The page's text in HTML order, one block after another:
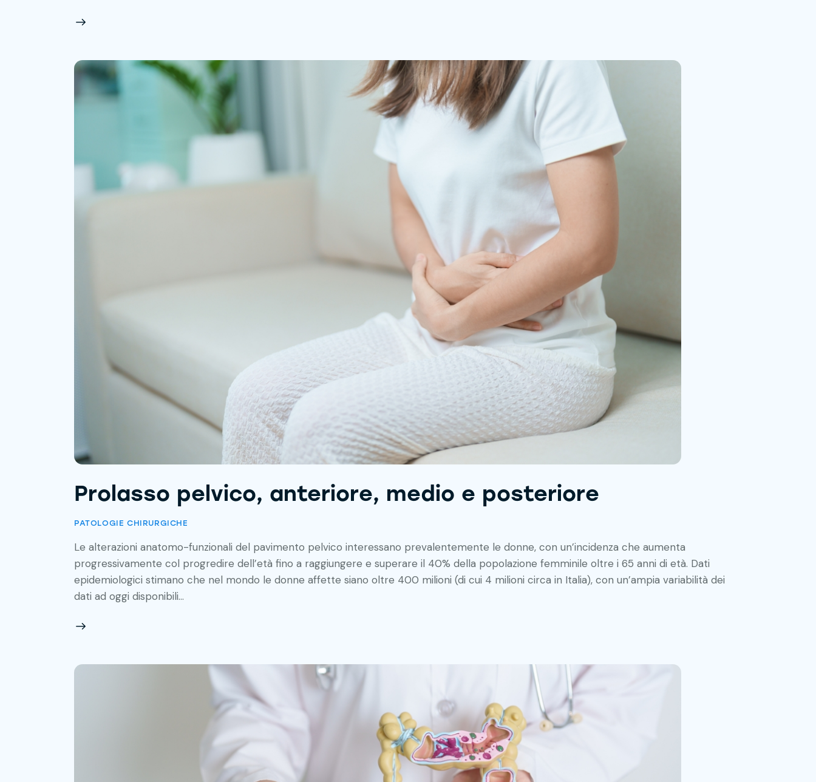
Prolasso pelvico, anteriore, medio e posteriore
PATOLOGIE CHIRURGICHE
Le alterazioni anatomo-funzionali del pavimento pelvico interessano prevalentemente le donne, con un’incidenza che aumenta
progressivamente col progredire dell’età fino a raggiungere e superare il 40% della popolazione femminile oltre i 65 anni di età. Dati
epidemiologici stimano che nel mondo le donne affette siano oltre 400 milioni (di cui 4 milioni circa in Italia), con un’ampia variabilità dei
dati ad oggi disponibili…